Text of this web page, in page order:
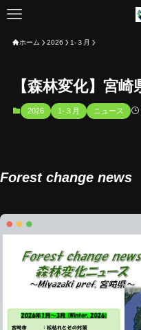
ホーム 2026 1-３月
【森林変化】宮崎
2026 1-３月 ニュース
Forest change news